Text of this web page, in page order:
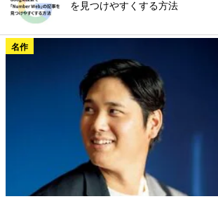
を見つけやすくする方法
名作